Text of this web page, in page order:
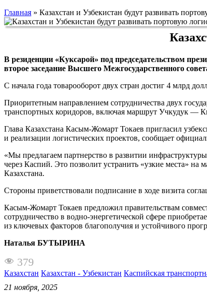
Главная » Казахстан и Узбекистан будут развивать
В резиденции «Куксарой» под председательством
второе заседание Высшего Межгосударственного
С начала года товарооборот двух стран достиг 4 млрд
Приоритетным направлением сотрудничества двух
транспортных коридоров, включая маршрут Учкудук —
Глава Казахстана Касым-Жомарт Токаев пригласил
и реализации логистических проектов, сообщает
«Мы предлагаем партнерство в развитии
через Каспий. Это позволит устранить «узкие места»
Казахстана.
Стороны приветствовали подписание в ходе визита
Касым-Жомарт Токаев предложил правительствам
сотрудничество в водно-энергетической сфере
из ключевых факторов благополучия и устойчивого
Наталья БУТЫРИНА
379
Казахстан Казахстан - Узбекистан Каспийская
21 ноября, 2025